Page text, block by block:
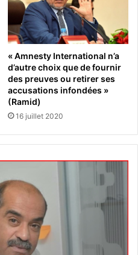
« Amnesty International n’a
d’autre choix que de fournir
des preuves ou retirer ses
accusations infondées »
(Ramid)
16 juillet 2020